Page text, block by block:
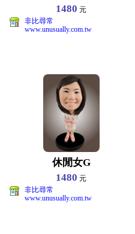
1480 元
非比尋常
www.unusually.com.tw
休閒女G
1480 元
非比尋常
www.unusually.com.tw